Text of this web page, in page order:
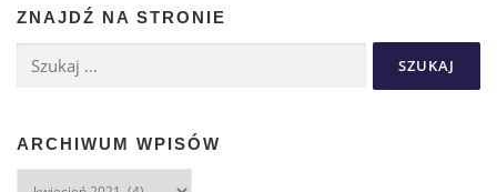
ZNAJDŹ NA STRONIE
ARCHIWUM WPISÓW